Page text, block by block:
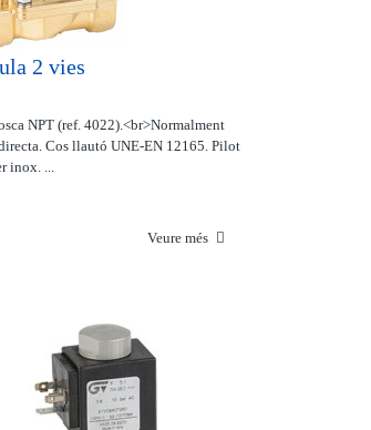
2 vies
NPT (ref. 4022).<br>Normalment
Cos llautó UNE-EN 12165. Pilot
inox. ...
Veure més